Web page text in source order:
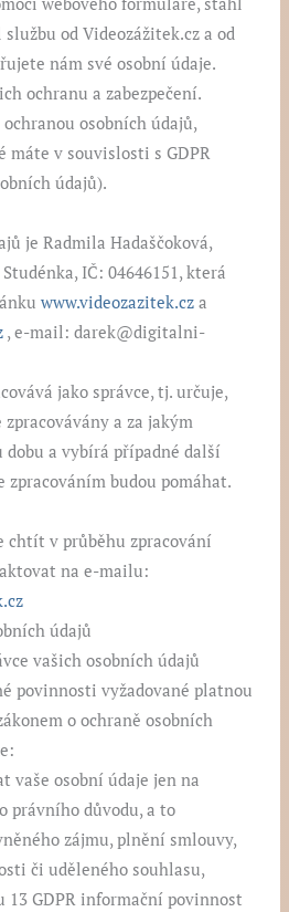
webového formuláře, stáhl
od Videozážitek.cz a od
nám své osobní údaje.
ochranu a zabezpečení.
ochranou osobních údajů,
máte v souvislosti s GDPR
údajů).
je Radmila Hadaščoková,
IČ: 04646151, která
www.videozazitek.cz a
, e-mail: darek@digitalni-
jako správce, tj. určuje,
a za jakým
dobu a vybírá případné další
zpracováním budou pomáhat.
chtít v průběhu zpracování
na e-mailu:
údajů
vašich osobních údajů
povinnosti vyžadované platnou
o ochraně osobních
vaše osobní údaje jen na
právního důvodu, a to
zájmu, plnění smlouvy,
či uděleného souhlasu,
13 GDPR informační povinnost